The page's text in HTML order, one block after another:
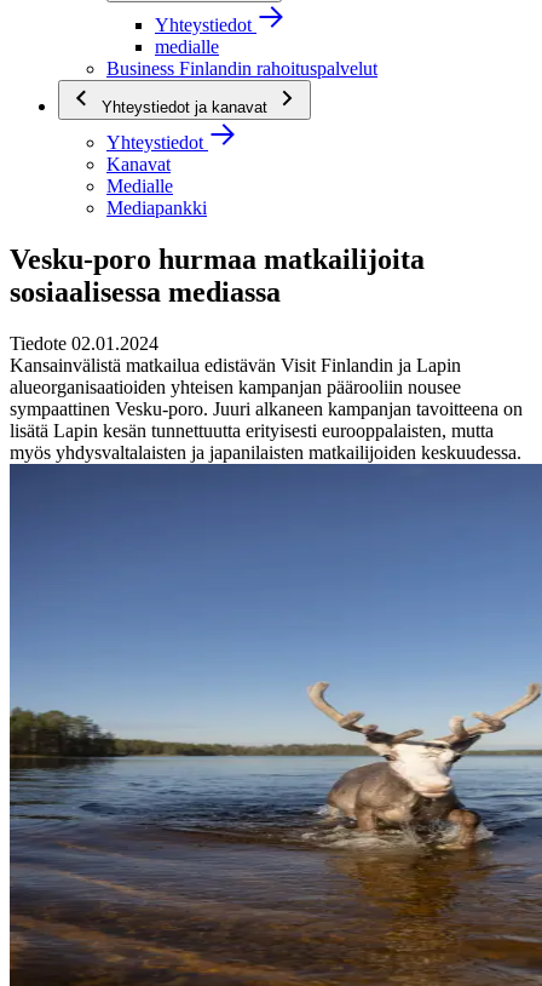
Yhteystiedot
medialle
Business Finlandin rahoituspalvelut
Yhteystiedot ja kanavat
Yhteystiedot
Kanavat
Medialle
Mediapankki
Vesku-poro hurmaa matkailijoita
sosiaalisessa mediassa
Tiedote 02.01.2024
Kansainvälistä matkailua edistävän Visit Finlandin ja Lapin
alueorganisaatioiden yhteisen kampanjan päärooliin nousee
sympaattinen Vesku-poro. Juuri alkaneen kampanjan tavoitteena on
lisätä Lapin kesän tunnettuutta erityisesti eurooppalaisten, mutta
myös yhdysvaltalaisten ja japanilaisten matkailijoiden keskuudessa.